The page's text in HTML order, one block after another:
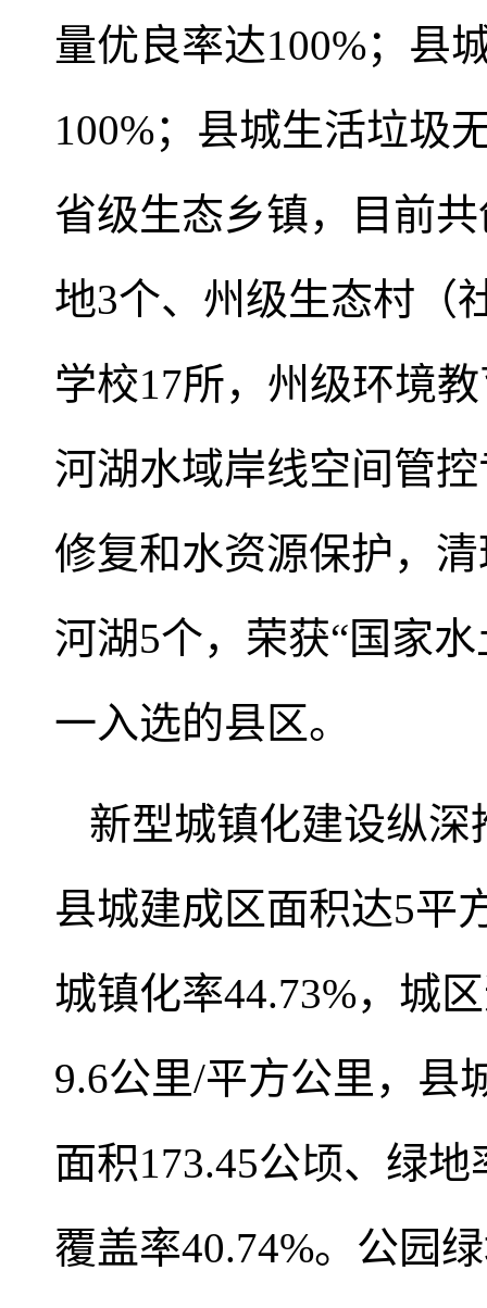
量优良率达100%；县
100%；县城生活垃圾
省级生态乡镇，目前
地3个、州级生态村（
学校17所，州级环境
河湖水域岸线空间管
修复和水资源保护，
河湖5个，荣获“国家
一入选的县区。
新型城镇化建设纵深
县城建成区面积达5平
城镇化率44.73%，城
9.6公里/平方公里，县
面积173.45公顷、绿
覆盖率40.74%。公园